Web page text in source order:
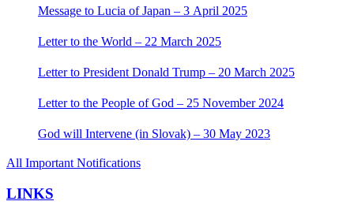
Message to Lucia of Japan – 3 April 2025
Letter to the World – 22 March 2025
Letter to President Donald Trump – 20 March 2025
Letter to the People of God – 25 November 2024
God will Intervene (in Slovak) – 30 May 2023
All Important Notifications
LINKS